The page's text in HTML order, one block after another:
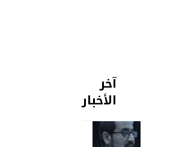
آخر
الأخبار